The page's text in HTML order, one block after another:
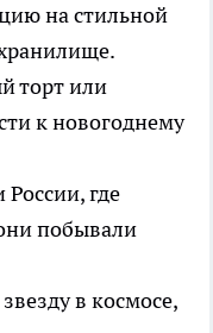
на стильной
торт или
к новогоднему
где
побывали
в космосе,